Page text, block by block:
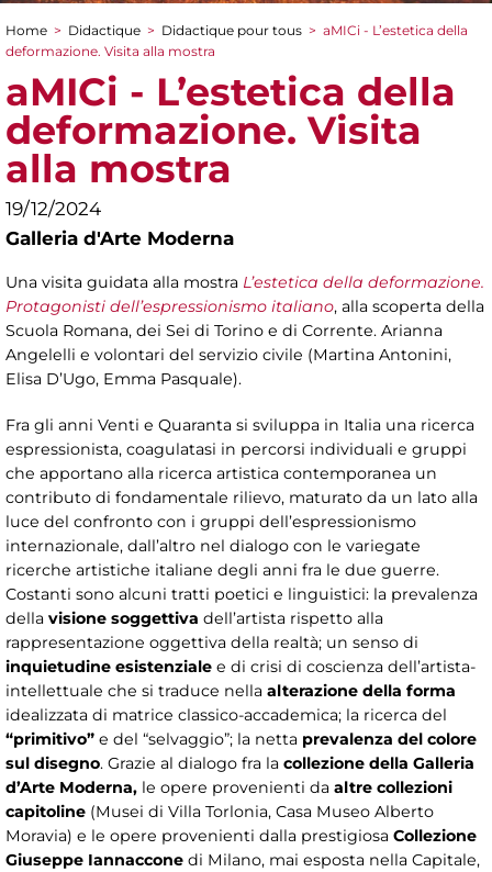
You are here
Home > Didactique > Didactique pour tous > aMICi - L’estetica della
deformazione. Visita alla mostra
aMICi - L’estetica della
deformazione. Visita
alla mostra
19/12/2024
Galleria d'Arte Moderna
Una visita guidata alla mostra L’estetica della deformazione.
Protagonisti dell’espressionismo italiano, alla scoperta della
Scuola Romana, dei Sei di Torino e di Corrente. Arianna
Angelelli e volontari del servizio civile (Martina Antonini,
Elisa D’Ugo, Emma Pasquale).
Fra gli anni Venti e Quaranta si sviluppa in Italia una ricerca
espressionista, coagulatasi in percorsi individuali e gruppi
che apportano alla ricerca artistica contemporanea un
contributo di fondamentale rilievo, maturato da un lato alla
luce del confronto con i gruppi dell’espressionismo
internazionale, dall’altro nel dialogo con le variegate
ricerche artistiche italiane degli anni fra le due guerre.
Costanti sono alcuni tratti poetici e linguistici: la prevalenza
della visione soggettiva dell’artista rispetto alla
rappresentazione oggettiva della realtà; un senso di
inquietudine esistenziale e di crisi di coscienza dell’artista-
intellettuale che si traduce nella alterazione della forma
idealizzata di matrice classico-accademica; la ricerca del
“primitivo” e del “selvaggio”; la netta prevalenza del colore
sul disegno. Grazie al dialogo fra la collezione della Galleria
d’Arte Moderna, le opere provenienti da altre collezioni
capitoline (Musei di Villa Torlonia, Casa Museo Alberto
Moravia) e le opere provenienti dalla prestigiosa Collezione
Giuseppe Iannaccone di Milano, mai esposta nella Capitale,